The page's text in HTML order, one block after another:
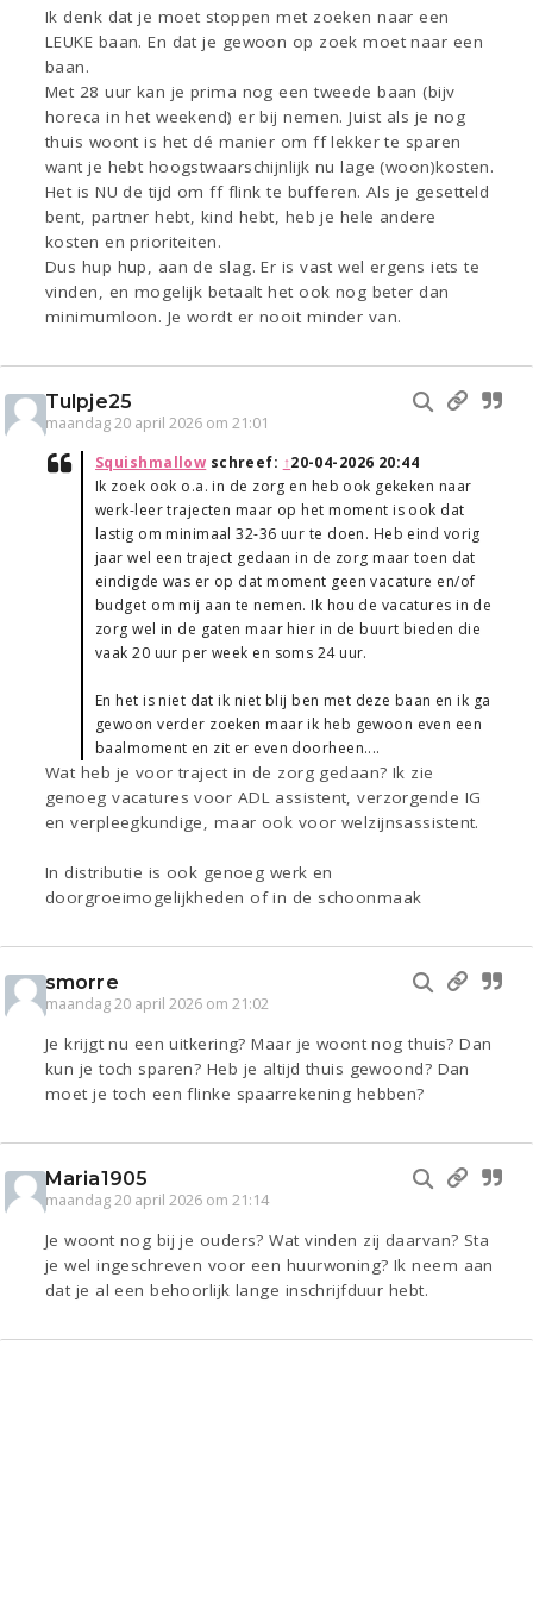
Ik denk dat je moet stoppen met zoeken naar een
LEUKE baan. En dat je gewoon op zoek moet naar een
baan.
Met 28 uur kan je prima nog een tweede baan (bijv
horeca in het weekend) er bij nemen. Juist als je nog
thuis woont is het dé manier om ff lekker te sparen
want je hebt hoogstwaarschijnlijk nu lage (woon)kosten.
Het is NU de tijd om ff flink te bufferen. Als je gesetteld
bent, partner hebt, kind hebt, heb je hele andere
kosten en prioriteiten.
Dus hup hup, aan de slag. Er is vast wel ergens iets te
vinden, en mogelijk betaalt het ook nog beter dan
minimumloon. Je wordt er nooit minder van.
Tulpje25
maandag 20 april 2026 om 21:01
Squishmallow schreef: ↑20-04-2026 20:44
Ik zoek ook o.a. in de zorg en heb ook gekeken naar
werk-leer trajecten maar op het moment is ook dat
lastig om minimaal 32-36 uur te doen. Heb eind vorig
jaar wel een traject gedaan in de zorg maar toen dat
eindigde was er op dat moment geen vacature en/of
budget om mij aan te nemen. Ik hou de vacatures in de
zorg wel in de gaten maar hier in de buurt bieden die
vaak 20 uur per week en soms 24 uur.
En het is niet dat ik niet blij ben met deze baan en ik ga
gewoon verder zoeken maar ik heb gewoon even een
baalmoment en zit er even doorheen....
Wat heb je voor traject in de zorg gedaan? Ik zie
genoeg vacatures voor ADL assistent, verzorgende IG
en verpleegkundige, maar ook voor welzijnsassistent.
In distributie is ook genoeg werk en
doorgroeimogelijkheden of in de schoonmaak
smorre
maandag 20 april 2026 om 21:02
Je krijgt nu een uitkering? Maar je woont nog thuis? Dan
kun je toch sparen? Heb je altijd thuis gewoond? Dan
moet je toch een flinke spaarrekening hebben?
Maria1905
maandag 20 april 2026 om 21:14
Je woont nog bij je ouders? Wat vinden zij daarvan? Sta
je wel ingeschreven voor een huurwoning? Ik neem aan
dat je al een behoorlijk lange inschrijfduur hebt.